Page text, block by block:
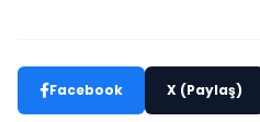
Facebook X (Paylaş)